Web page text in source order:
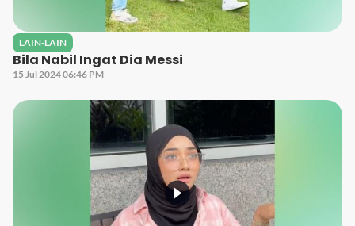
LAIN-LAIN
Bila Nabil Ingat Dia Messi
15 Jul 2024 06:46 PM